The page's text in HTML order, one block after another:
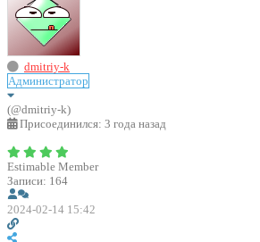
dmitriy-k
Администратор
(@dmitriy-k)
Присоединился: 3 года назад
Estimable Member
Записи: 164
2024-02-14 15:42